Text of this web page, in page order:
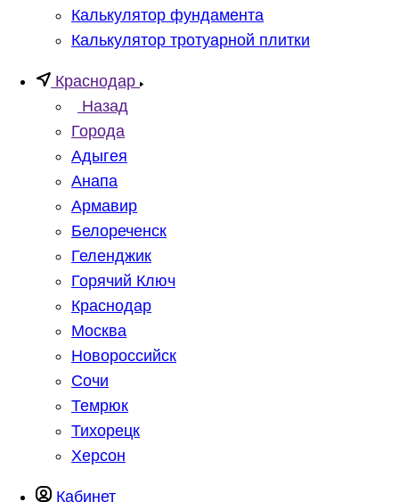
Калькулятор фундамента
Калькулятор тротуарной плитки
Краснодар
Назад
Города
Адыгея
Анапа
Армавир
Белореченск
Геленджик
Горячий Ключ
Краснодар
Москва
Новороссийск
Сочи
Темрюк
Тихорецк
Херсон
Кабинет